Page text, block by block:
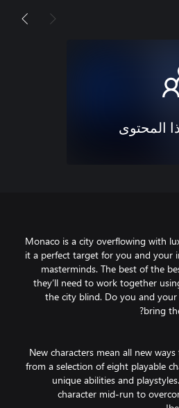
المحتوى
Monaco is a city overflowing with
it a perfect target for you and your
masterminds. The best of the
they’ll need to work together
the city blind. Do you and
New characters mean all new
from a selection of eight playable
unique abilities and
character mid-run to